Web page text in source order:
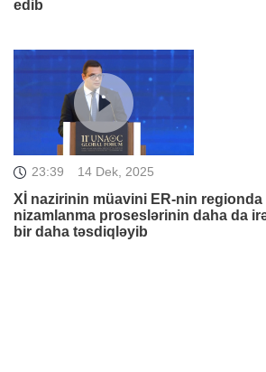
edib
23:39 14 Dek, 2025
Xİ nazirinin müavini ER-nin regionda
nizamlanma proseslərinin daha da
bir daha təsdiqləyib